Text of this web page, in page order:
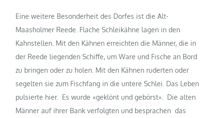
Eine weitere Besonderheit des Dorfes ist die Alt-
Maasholmer Reede. Flache Schleikähne lagen in den
Kahnstellen. Mit den Kähnen erreichten die Männer, die in
der Reede liegenden Schiffe, um Ware und Fische an Bord
zu bringen oder zu holen. Mit den Kähnen ruderten oder
segelten sie zum Fischfang in die untere Schlei. Das Leben
pulsierte hier. Es wurde «geklönt und gebörst». Die alten
Männer auf ihrer Bank verfolgten und besprachen das